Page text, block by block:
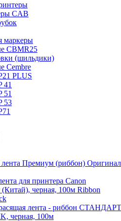
CAB
маркеры
CBMR25
(шильдики)
Cembre
PLUS
41
51
53
Премиум (риббон) Оригинал
для принтера Canon
черная, 100м Ribbon
лента - риббон СТАНДАРТ
черная, 100м